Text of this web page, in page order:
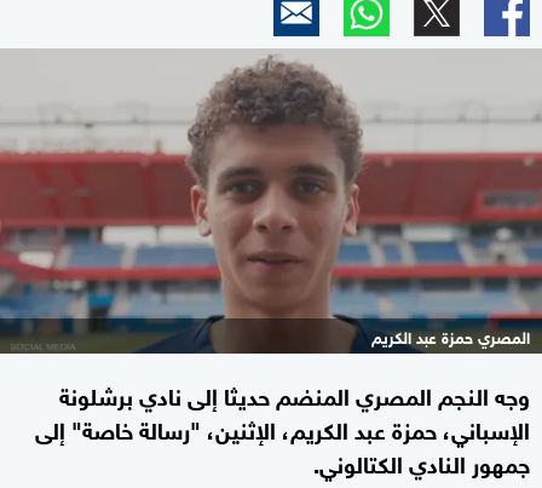
المصري حمزة عبد الكريم
وجه النجم المصري المنضم حديثا إلى نادي برشلونة
الإسباني، حمزة عبد الكريم، الإثنين، "رسالة خاصة" إلى
جمهور النادي الكتالوني.